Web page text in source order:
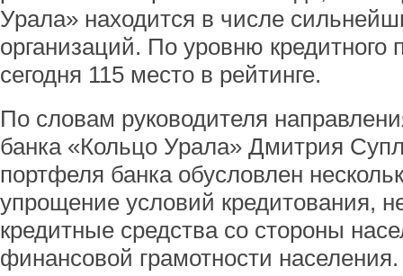
Урала» находится в числе
организаций. По уровню кредитного
сегодня 115 место в рейтинге.
По словам руководителя
банка «Кольцо Урала» Дмитрия
портфеля банка обусловлен
упрощение условий кредитования,
кредитные средства со стороны
финансовой грамотности населения.